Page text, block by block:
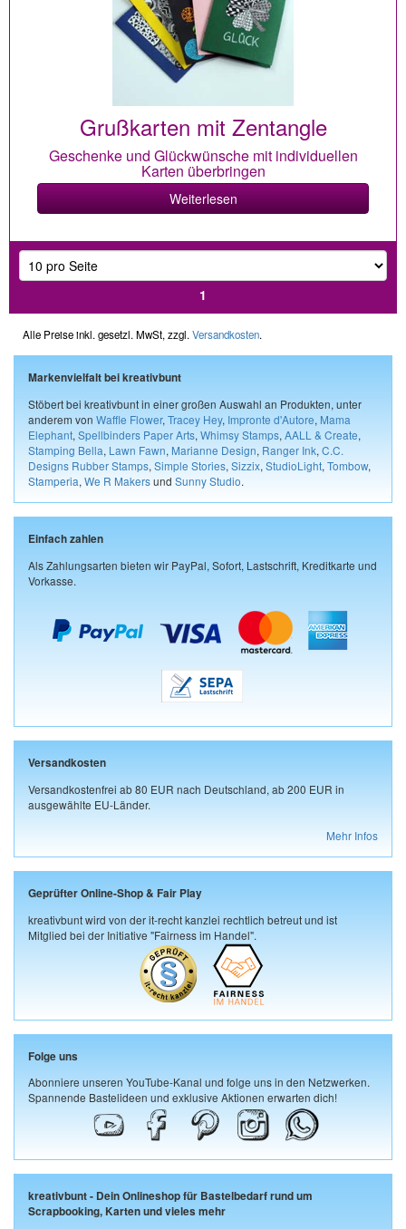
Grußkarten mit Zentangle
Geschenke und Glückwünsche mit individuellen
Karten überbringen
Weiterlesen
1
Alle Preise inkl. gesetzl. MwSt, zzgl. Versandkosten.
Markenvielfalt bei kreativbunt
Stöbert bei kreativbunt in einer großen Auswahl an Produkten, unter
anderem von Waffle Flower, Tracey Hey, Impronte d'Autore, Mama
Elephant, Spellbinders Paper Arts, Whimsy Stamps, AALL & Create,
Stamping Bella, Lawn Fawn, Marianne Design, Ranger Ink, C.C.
Designs Rubber Stamps, Simple Stories, Sizzix, StudioLight, Tombow,
Stamperia, We R Makersund Sunny Studio.
Einfach zahlen
Als Zahlungsarten bieten wir PayPal, Sofort, Lastschrift, Kreditkarte und
Vorkasse.
Versandkosten
Versandkostenfrei ab 80 EUR nach Deutschland, ab 200 EUR in
ausgewählte EU-Länder.
Mehr Infos
Geprüfter Online-Shop & Fair Play
kreativbunt wird von der it-recht kanzlei rechtlich betreut und ist
Mitglied bei der Initiative "Fairness im Handel".
Folge uns
Abonniere unseren YouTube-Kanal und folge uns in den Netzwerken.
Spannende Bastelideen und exklusive Aktionen erwarten dich!
kreativbunt - Dein Onlineshop für Bastelbedarf rund um
Scrapbooking, Karten und vieles mehr